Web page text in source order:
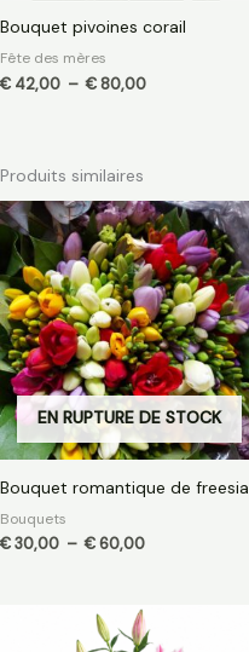
Bouquet pivoines corail
Fête des mères
€ 42,00 – €80,00
Produits similaires
EN RUPTURE DE STOCK
Bouquet romantique de freesia
Bouquets
€30,00 – €60,00
Plage
de
prix :
€ 30,00
à
€ 60,00